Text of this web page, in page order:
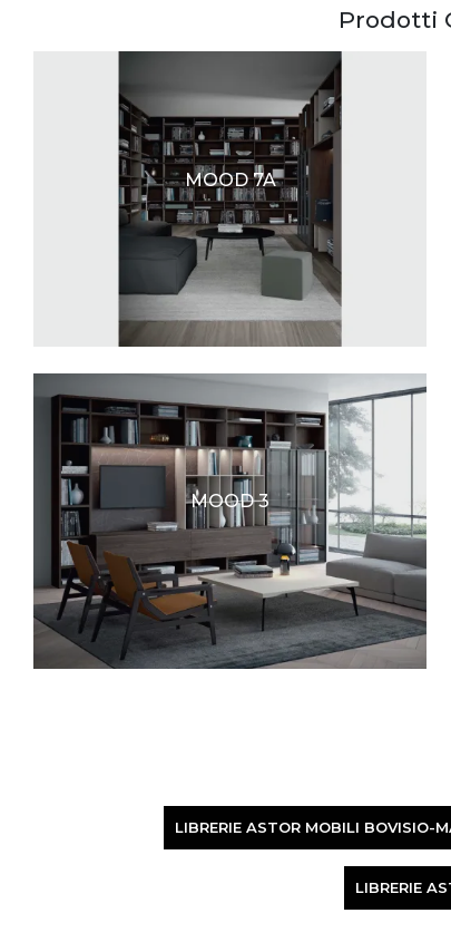
Prodotti
MOOD 7A
MOOD 3
LIBRERIE ASTOR MOBILI BOVISIO-
LIBRERIE